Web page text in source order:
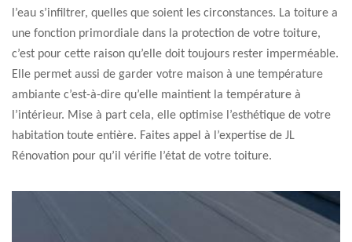
l’eau s’infiltrer, quelles que soient les circonstances. La toiture a
une fonction primordiale dans la protection de votre toiture,
c’est pour cette raison qu’elle doit toujours rester imperméable.
Elle permet aussi de garder votre maison à une température
ambiante c’est-à-dire qu’elle maintient la température à
l’intérieur. Mise à part cela, elle optimise l’esthétique de votre
habitation toute entière. Faites appel à l’expertise de JL
Rénovation pour qu’il vérifie l’état de votre toiture.